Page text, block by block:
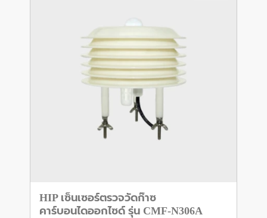
HIP เซ็นเซอร์ตรวจวัดก๊าซ
คาร์บอนไดออกไซด์ รุ่น CMF-N306A